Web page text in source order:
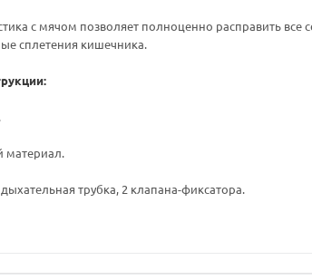
с мячом позволяет полноценно расправить
сплетения кишечника.
материал.
трубка, 2 клапана-фиксатора.